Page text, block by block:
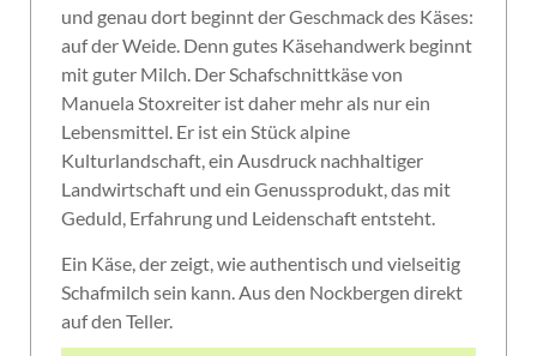
und genau dort beginnt der Geschmack des Käses:
auf der Weide. Denn gutes Käsehandwerk beginnt
mit guter Milch. Der Schafschnittkäse von
Manuela Stoxreiter ist daher mehr als nur ein
Lebensmittel. Er ist ein Stück alpine
Kulturlandschaft, ein Ausdruck nachhaltiger
Landwirtschaft und ein Genussprodukt, das mit
Geduld, Erfahrung und Leidenschaft entsteht.
Ein Käse, der zeigt, wie authentisch und vielseitig
Schafmilch sein kann. Aus den Nockbergen direkt
auf den Teller.